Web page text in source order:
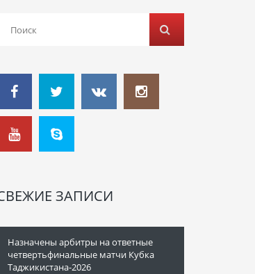
ЗАПИСИ
Назначены арбитры на ответные
четвертьфинальные матчи Кубка
Таджикистана-2026